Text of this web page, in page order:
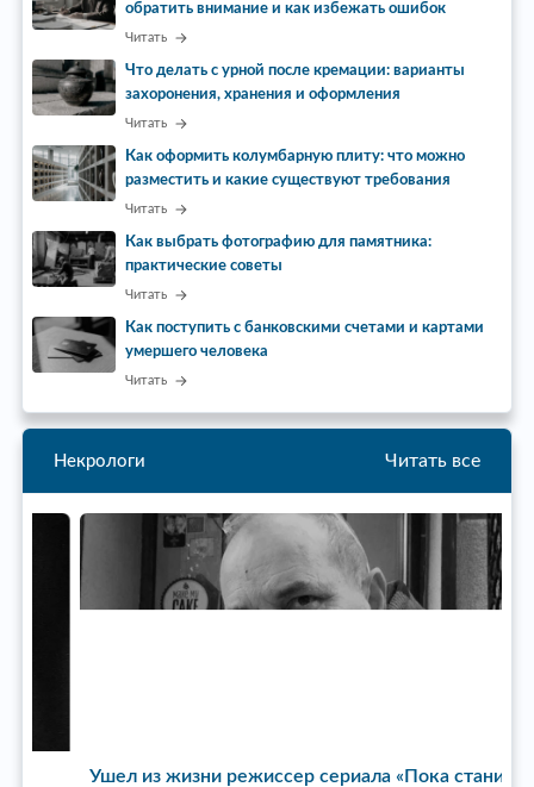
обратить внимание и как избежать ошибок
Читать
Что делать с урной после кремации: варианты
захоронения, хранения и оформления
Читать
Как оформить колумбарную плиту: что можно
разместить и какие существуют требования
Читать
Как выбрать фотографию для памятника:
практические советы
Читать
Как поступить с банковскими счетами и картами
умершего человека
Читать
Некрологи Читать все
Ушел из жизни режиссер сериала «Пока станица